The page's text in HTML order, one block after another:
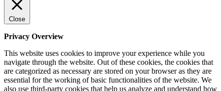
Close
Privacy Overview
This website uses cookies to improve your experience while you
navigate through the website. Out of these cookies, the cookies that
are categorized as necessary are stored on your browser as they are
essential for the working of basic functionalities of the website. We
also use third-party cookies that help us analyze and understand how